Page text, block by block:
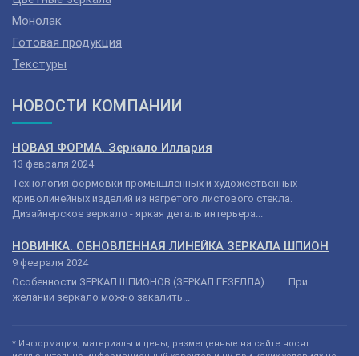
Монолак
Готовая продукция
Текстуры
НОВОСТИ КОМПАНИИ
НОВАЯ ФОРМА. Зеркало Иллария
13 февраля 2024
Технология формовки промышленных и художественных
криволинейных изделий из нагретого листового стекла.
Дизайнерское зеркало - яркая деталь интерьера...
НОВИНКА. ОБНОВЛЕННАЯ ЛИНЕЙКА ЗЕРКАЛА ШПИОН
9 февраля 2024
Особенности ЗЕРКАЛ ШПИОНОВ (ЗЕРКАЛ ГЕЗЕЛЛА). При
желании зеркало можно закалить...
* Информация, материалы и цены, размещенные на сайте носят